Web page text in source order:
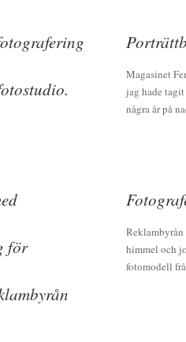
Magasinet
jag hade
några år på
himmel och
fotomodell